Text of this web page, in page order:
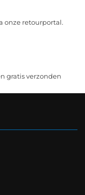
onze retourportal.
gratis verzonden